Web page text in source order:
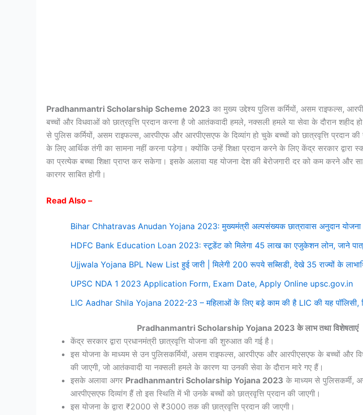
Pradhanmantri Scholarship Scheme 2023 का मुख्य उद्देश्य पुलिस कर्मियों, असम राइफल्स,
बच्चों और विधवाओं को छात्रवृत्ति प्रदान करना है जो आतंकवादी हमले, नक्सली हमले या सेवा के दौरान शहीद
से पुलिस कर्मियों, असम राइफल्स, आरपीएफ और आरपीएसएफ के दिव्यांग हो चुके बच्चों को छात्रवृत्ति प्रदान की
के लिए आर्थिक तंगी का सामना नहीं करना पड़ेगा। क्योंकि उन्हें शिक्षा प्रदान करने के लिए केंद्र सरकार द्वारा
का प्रत्येक बच्चा शिक्षा प्राप्त कर सकेगा। इसके अलावा यह योजना देश की बेरोजगारी दर को कम करने और
कारगर साबित होगी।
Read Also –
Bihar Chhatravas Anudan Yojana 2023: मुख्यमंत्री अल्पसंख्यक छात्रावास अनुदान योजना
HDFC Bank Education Loan 2023: स्टूडेंट को मिलेगा 45 लाख का एजुकेशन लोन, जाने
Ujjwala Yojana BPL New List हुई जारी | मिलेगी 200 रूपये सब्सिडी, देखे 35 राज्यों के
UPSC NDA 1 2023 Application Form, Exam Date, Apply Online upsc.gov.in
LIC Aadhar Shila Yojana 2022-23 – महिलाओं के लिए बड़े काम की है LIC की यह पॉलिसी,
Pradhanmantri Scholarship Yojana 2023 के लाभ तथा विशेषताएं
केंद्र सरकार द्वारा प्रधानमंत्री छात्रवृत्ति योजना की शुरुआत की गई है।
इस योजना के माध्यम से उन पुलिसकर्मियों, असम राइफल्स, आरपीएफ और आरपीएसएफ के बच्चों और
की जाएगी, जो आतंकवादी या नक्सली हमले के कारण या उनकी सेवा के दौरान मारे गए हैं।
इसके अलावा अगर Pradhanmantri Scholarship Yojana 2023 के माध्यम से पुलिसकर्मी,
आरपीएसएफ दिव्यांग हैं तो इस स्थिति में भी उनके बच्चों को छात्रवृत्ति प्रदान की जाएगी।
इस योजना के द्वारा ₹2000 से ₹3000 तक की छात्रवृत्ति प्रदान की जाएगी।